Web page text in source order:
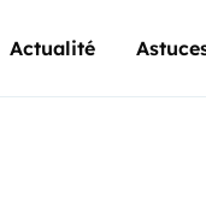
Actualité